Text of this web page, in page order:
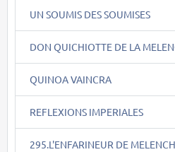
UN SOUMIS DES SOUMISES
DON QUICHIOTTE DE LA
QUINOA VAINCRA
REFLEXIONS IMPERIALES
295.L'ENFARINEUR DE